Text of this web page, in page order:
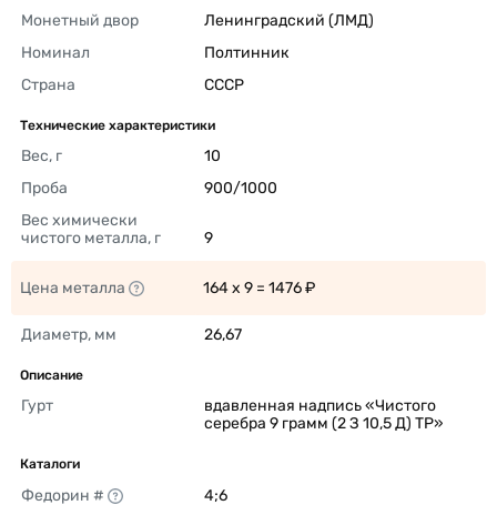
Монетный двор
Ленинградский (ЛМД)
Номинал
Полтинник
Страна
СССР
Технические характеристики
Вес, г
10
Проба
900/1000
Вес химически
чистого металла, г
9
Цена металла 164 x 9 = 1476 ₽
Диаметр, мм 26,67
Описание
Гурт
вдавленная надпись «Чистого
серебра 9 грамм (2 З 10,5 Д) ТР»
Каталоги
Федорин # 4;6